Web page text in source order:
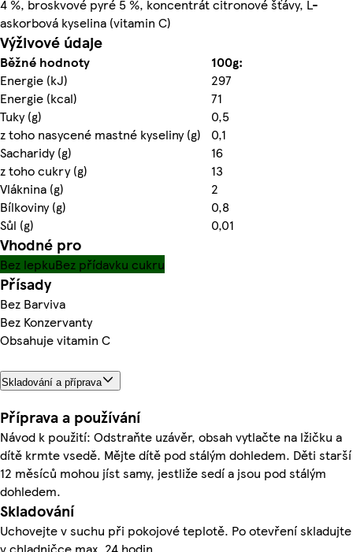
4 %, broskvové pyré 5 %, koncentrát citronové šťávy, L-
askorbová kyselina (vitamin C)
Výživové údaje
Běžné hodnoty
100g:
Energie (kJ)
297
Energie (kcal)
71
Tuky (g)
0,5
z toho nasycené mastné kyseliny (g)
0,1
Sacharidy (g)
16
z toho cukry (g)
13
Vláknina (g)
2
Bílkoviny (g)
0,8
Sůl (g)
0,01
Vhodné pro
Bez lepkuBez přídavku cukru
Přísady
Bez Barviva
Bez Konzervanty
Obsahuje vitamin C
Skladování a příprava
Příprava a používání
Návod k použití: Odstraňte uzávěr, obsah vytlačte na lžičku a
dítě krmte vsedě. Mějte dítě pod stálým dohledem. Děti starší
12 měsíců mohou jíst samy, jestliže sedí a jsou pod stálým
dohledem.
Skladování
Uchovejte v suchu při pokojové teplotě. Po otevření skladujte